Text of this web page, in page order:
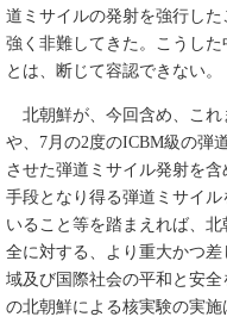
道ミサイルの発射を強行し
強く非難してきた。こうし
とは、断じて容認できない。
北朝鮮が、今回含め、これ
や、7月の2度のICBM級の弾
させた弾道ミサイル発射を
手段となり得る弾道ミサイ
いること等を踏まえれば、
全に対する、より重大かつ
域及び国際社会の平和と安
の北朝鮮による核実験の実